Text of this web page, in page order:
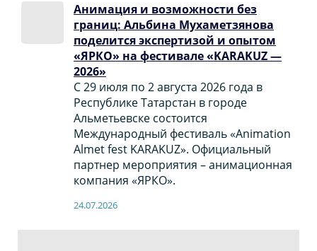
Анимация и возможности без
границ: Альбина Мухаметзянова
поделится экспертизой и опытом
«ЯРКО» на фестивале «KARAKUZ —
2026»
С 29 июля по 2 августа 2026 года в
Республике Татарстан в городе
Альметьевске состоится
Международный фестиваль «Animation
Almet fest KARAKUZ». Официальный
партнер мероприятия – анимационная
компания «ЯРКО».
24.07.2026